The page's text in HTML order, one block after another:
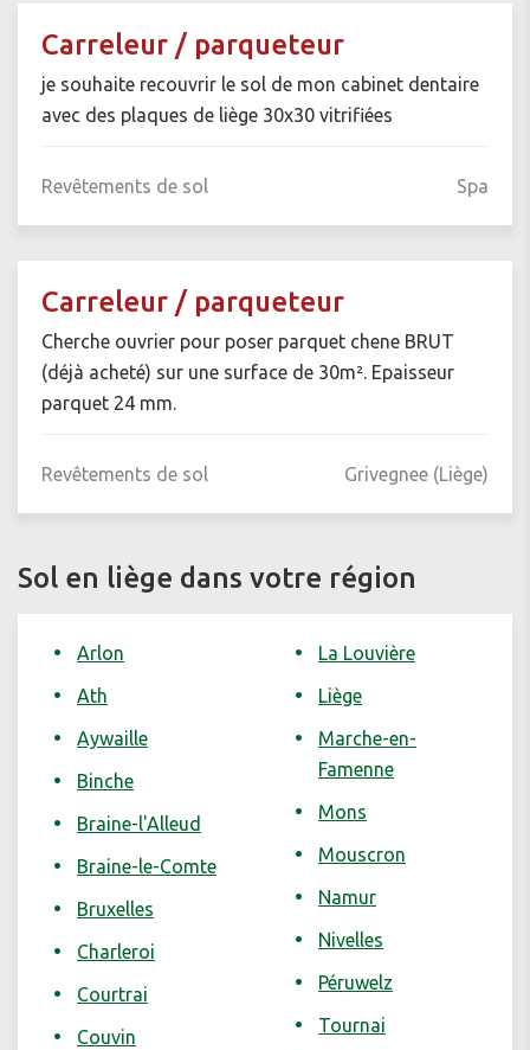
Carreleur / parqueteur
je souhaite recouvrir le sol de mon cabinet dentaire
avec des plaques de liège 30x30 vitrifiées
Revêtements de sol Spa
Carreleur / parqueteur
Cherche ouvrier pour poser parquet chene BRUT
(déjà acheté) sur une surface de 30m². Epaisseur
parquet 24 mm.
Revêtements de sol Grivegnee (Liège)
Sol en liège dans votre région
Arlon
Ath
Aywaille
Binche
Braine-l'Alleud
Braine-le-Comte
Bruxelles
Charleroi
Courtrai
Couvin
La Louvière
Liège
Marche-en-
Famenne
Mons
Mouscron
Namur
Nivelles
Péruwelz
Tournai